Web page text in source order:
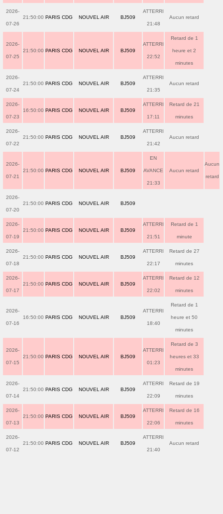
2026-
07-26
21:50:00 PARIS CDG NOUVEL AIR BJ509
ATTERRI
21:48
Aucun retard
2026-
07-25
21:50:00 PARIS CDG NOUVEL AIR BJ509
ATTERRI
22:52
Retard de 1
heure et 2
minutes
2026-
07-24
21:50:00 PARIS CDG NOUVEL AIR BJ509
ATTERRI
21:35
Aucun retard
2026-
07-23
16:50:00 PARIS CDG NOUVEL AIR BJ509
ATTERRI
17:11
Retard de 21
minutes
2026-
07-22
21:50:00 PARIS CDG NOUVEL AIR BJ509
ATTERRI
21:42
Aucun retard
2026-
07-21
21:50:00 PARIS CDG NOUVEL AIR BJ509
EN
AVANCE
21:33
Aucun retard
Aucun
retard
2026-
07-20
21:50:00 PARIS CDG NOUVEL AIR BJ509
2026-
07-19
21:50:00 PARIS CDG NOUVEL AIR BJ509
ATTERRI
21:51
Retard de 1
minute
2026-
07-18
21:50:00 PARIS CDG NOUVEL AIR BJ509
ATTERRI
22:17
Retard de 27
minutes
2026-
07-17
21:50:00 PARIS CDG NOUVEL AIR BJ509
ATTERRI
22:02
Retard de 12
minutes
2026-
07-16
16:50:00 PARIS CDG NOUVEL AIR BJ509
ATTERRI
18:40
Retard de 1
heure et 50
minutes
2026-
07-15
21:50:00 PARIS CDG NOUVEL AIR BJ509
ATTERRI
01:23
Retard de 3
heures et 33
minutes
2026-
07-14
21:50:00 PARIS CDG NOUVEL AIR BJ509
ATTERRI
22:09
Retard de 19
minutes
2026-
07-13
21:50:00 PARIS CDG NOUVEL AIR BJ509
ATTERRI
22:06
Retard de 16
minutes
2026-
07-12
21:50:00 PARIS CDG NOUVEL AIR BJ509
ATTERRI
21:40
Aucun retard